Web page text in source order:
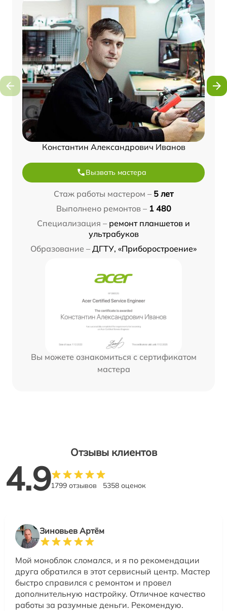
Константин Александрович Иванов
Вызвать мастера
Стаж работы мастером – 5 лет
Выполнено ремонтов – 1 480
Специализация – ремонт планшетов и
ультрабуков
Образование – ДГТУ, «Приборостроение»
Вы можете ознакомиться с сертификатом
мастера
Отзывы клиентов
4.91799 отзывов 5358 оценок
Зиновьев Артём
Мой моноблок сломался, и я по рекомендации
друга обратился в этот сервисный центр. Мастер
быстро справился с ремонтом и провел
дополнительную настройку. Отличное качество
работы за разумные деньги. Рекомендую.